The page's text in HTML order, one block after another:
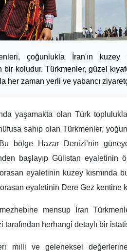
çoğunlukla İran'ın kuzey
bir koludur. Türkmenler, güzel
her zaman yerli ve yabancı
yaşamakta olan Türk
sahip olan Türkmenler,
bölge Hazar Denizi’nin
başlayıp Gülistan eyaletinin
eyaletinin kuzey kısmında
eyaletinin Dere Gez kentine
mensup İran
tarafından herhangi detaylı bir
milli ve geleneksel